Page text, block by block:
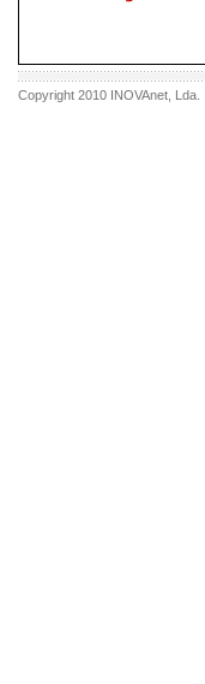
Copyright 2010 INOVAnet , Lda.